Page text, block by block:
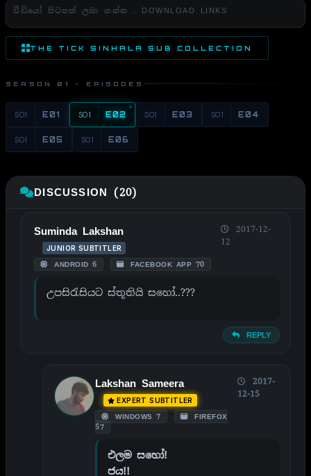
වීඩියෝ පිටපත් ලබා ගන්න . DOWNLOAD LINKS
THE TICK SINHALA SUB COLLECTION
SEASON 01 · EPISODES
S01 E01 S01 E02 S01 E03 S01 E04
S01 E05 S01 E06
DISCUSSION (20)
Suminda Lakshan
JUNIOR SUBTITLER
ANDROID 6 FACEBOOK APP 70
2017-12-
12
උපසිරැසියට ස්තූතියි සහෝ..???
REPLY
Lakshan Sameera
EXPERT SUBTITLER
WINDOWS 7
FIREFOX
57
2017-
12-15
එලම සහෝ!
ජය!!